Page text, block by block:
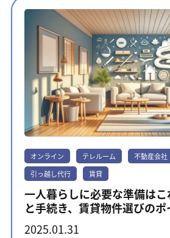
オンライン テレルーム 不動産会社
引っ越し代行
賃貸
一人暮らしに必要な準備は
と手続き、賃貸物件選びの
2025.01.31